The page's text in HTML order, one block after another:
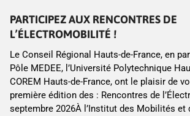
PARTICIPEZ AUX RENCONTRES DE
L’ÉLECTROMOBILITÉ !
Le Conseil Régional Hauts-de-France, en
Pôle MEDEE, l’Université Polytechnique
COREM Hauts-de-France, ont le plaisir de
première édition des : Rencontres de
septembre 2026À l’Institut des Mobilités et